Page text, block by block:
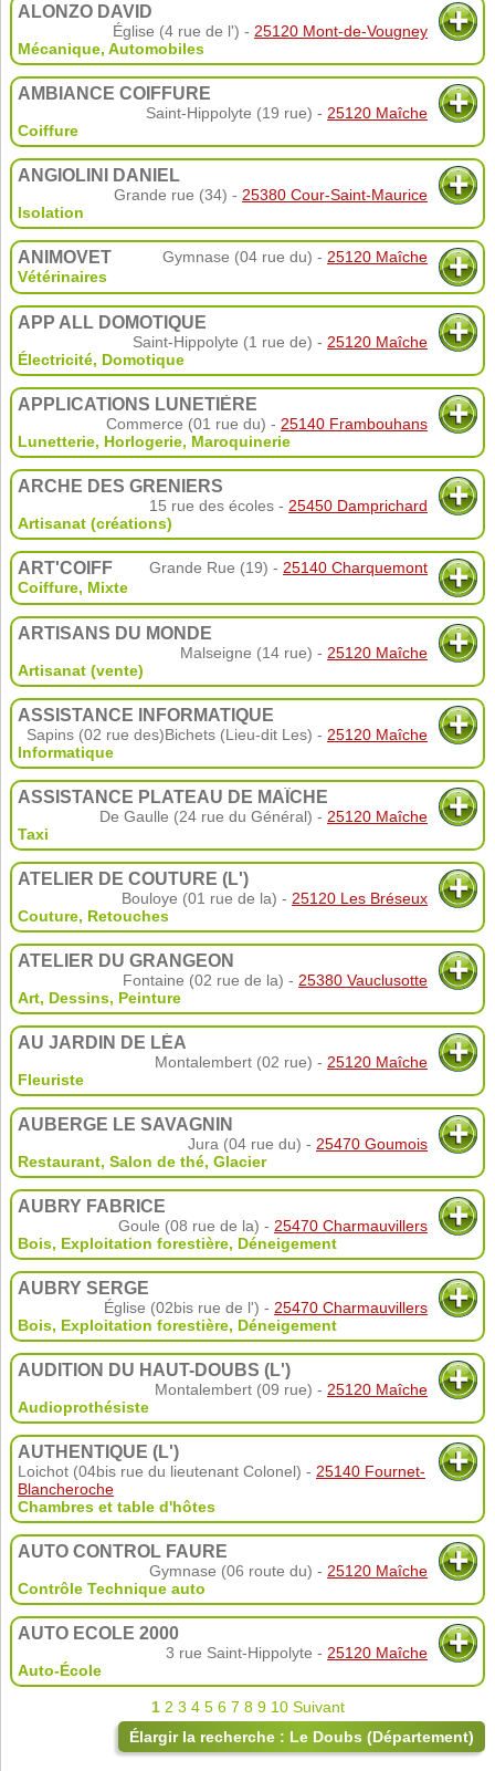
ALONZO DAVID
Église (4 rue de l') - 25120 Mont-de-Vougney
Mécanique, Automobiles
AMBIANCE COIFFURE
Saint-Hippolyte (19 rue) - 25120 Maîche
Coiffure
ANGIOLINI DANIEL
Grande rue (34) - 25380 Cour-Saint-Maurice
Isolation
ANIMOVET Gymnase (04 rue du) - 25120 Maîche
Vétérinaires
APP ALL DOMOTIQUE
Saint-Hippolyte (1 rue de) - 25120 Maîche
Électricité, Domotique
APPLICATIONS LUNETIÈRE
Commerce (01 rue du) - 25140 Frambouhans
Lunetterie, Horlogerie, Maroquinerie
ARCHE DES GRENIERS
15 rue des écoles - 25450 Damprichard
Artisanat (créations)
ART'COIFF Grande Rue (19) - 25140 Charquemont
Coiffure, Mixte
ARTISANS DU MONDE
Malseigne (14 rue) - 25120 Maîche
Artisanat (vente)
ASSISTANCE INFORMATIQUE
Sapins (02 rue des)Bichets (Lieu-dit Les) - 25120 Maîche
Informatique
ASSISTANCE PLATEAU DE MAÎCHE
De Gaulle (24 rue du Général) - 25120 Maîche
Taxi
ATELIER DE COUTURE (L')
Bouloye (01 rue de la) - 25120 Les Bréseux
Couture, Retouches
ATELIER DU GRANGEON
Fontaine (02 rue de la) - 25380 Vauclusotte
Art, Dessins, Peinture
AU JARDIN DE LÉA
Montalembert (02 rue) - 25120 Maîche
Fleuriste
AUBERGE LE SAVAGNIN
Jura (04 rue du) - 25470 Goumois
Restaurant, Salon de thé, Glacier
AUBRY FABRICE
Goule (08 rue de la) - 25470 Charmauvillers
Bois, Exploitation forestière, Déneigement
AUBRY SERGE
Église (02bis rue de l') - 25470 Charmauvillers
Bois, Exploitation forestière, Déneigement
AUDITION DU HAUT-DOUBS (L')
Montalembert (09 rue) - 25120 Maîche
Audioprothésiste
AUTHENTIQUE (L')
Loichot (04bis rue du lieutenant Colonel) - 25140 Fournet-
Blancheroche
Chambres et table d'hôtes
AUTO CONTROL FAURE
Gymnase (06 route du) - 25120 Maîche
Contrôle Technique auto
AUTO ECOLE 2000
3 rue Saint-Hippolyte - 25120 Maîche
Auto-École
1 2 3 4 5 6 7 8 9 10 Suivant
Élargir la recherche : Le Doubs (Département)